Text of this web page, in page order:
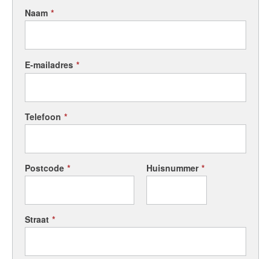
Maak een afspraak
amsterdam@makelaarsvan.nl
Naam *
E-mailadres *
Telefoon *
Postcode * Huisnummer *
Straat *